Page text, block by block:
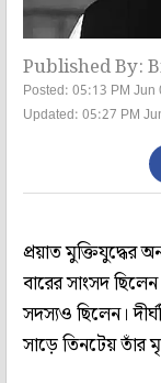
Published By:
Posted: 05:13 PM Jun
Updated: 05:27 PM
প্রয়াত
বারের সাংসদ
সদস্যও ছিলেন।
সাড়ে তিনটেয় তাঁর